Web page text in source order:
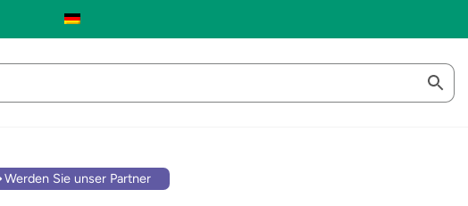
Werden Sie unser Partner